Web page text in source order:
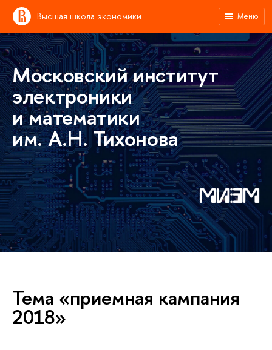
Высшая школа экономики Меню
Московский институт
электроники
и математики
им. А.Н. Тихонова
Тема «приемная кампания
2018»